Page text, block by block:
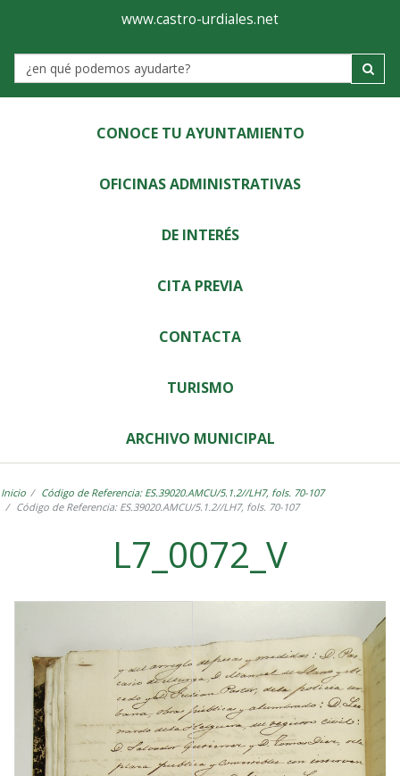
Ayuntamiento
de
Castro-
Urdiales
www.castro-urdiales.net
Label
CONOCE TU AYUNTAMIENTO
OFICINAS ADMINISTRATIVAS
DE INTERÉS
CITA PREVIA
CONTACTA
TURISMO
ARCHIVO MUNICIPAL
Inicio
Código de Referencia: ES.39020.AMCU/5.1.2//LH7, fols. 70-107
Código de Referencia: ES.39020.AMCU/5.1.2//LH7, fols. 70-107
L7_0072_V